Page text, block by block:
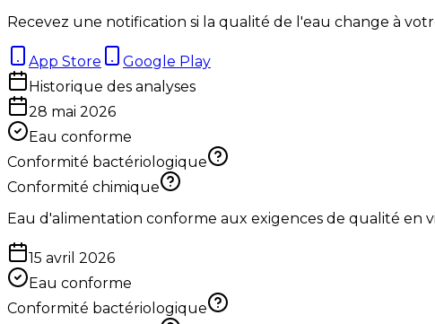
Recevez une notification si la qualité de l'eau change à
App Store
Google Play
Historique des analyses
28 mai 2026
Eau conforme
Conformité bactériologique
Conformité chimique
Eau d'alimentation conforme aux exigences de qualité en
15 avril 2026
Eau conforme
Conformité bactériologique